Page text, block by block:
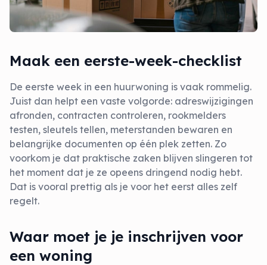
Maak een eerste-week-checklist
De eerste week in een huurwoning is vaak rommelig.
Juist dan helpt een vaste volgorde: adreswijzigingen
afronden, contracten controleren, rookmelders
testen, sleutels tellen, meterstanden bewaren en
belangrijke documenten op één plek zetten. Zo
voorkom je dat praktische zaken blijven slingeren tot
het moment dat je ze opeens dringend nodig hebt.
Dat is vooral prettig als je voor het eerst alles zelf
regelt.
Waar moet je je inschrijven voor
een woning